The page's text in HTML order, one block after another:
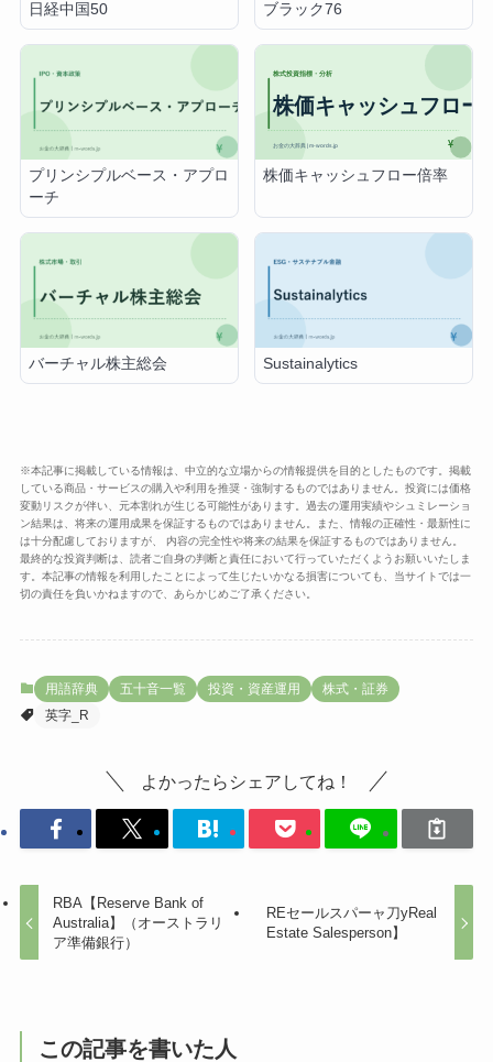
日経中国50 ブラック76
プリンシプルベース・アプロ
ーチ
株価キャッシュフロー倍率
バーチャル株主総会 Sustainalytics
※本記事に掲載している情報は、中立的な立場からの情報提供を目的としたものです。掲載
している商品・サービスの購入や利用を推奨・強制するものではありません。投資には価格
変動リスクが伴い、元本割れが生じる可能性があります。過去の運用実績やシュミレーショ
ン結果は、将来の運用成果を保証するものではありません。また、情報の正確性・最新性に
は十分配慮しておりますが、 内容の完全性や将来の結果を保証するものではありません。
最終的な投資判断は、読者ご自身の判断と責任において行っていただくようお願いいたしま
す。本記事の情報を利用したことによって生じたいかなる損害についても、当サイトでは一
切の責任を負いかねますので、あらかじめご了承ください。
用語辞典 五十音一覧 投資・資産運用
株式・証券
英字_R
よかったらシェアしてね！
RBA【Reserve Bank of
Australia】（オーストラリ
ア準備銀行）
REセールスパーャ刀yReal
Estate Salesperson】
この記事を書いた人